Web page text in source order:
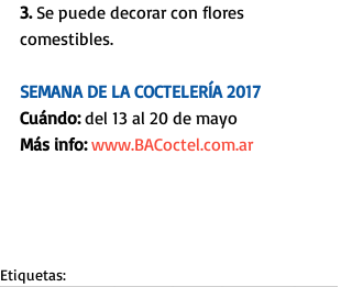
3. Se puede decorar con flores
comestibles.
SEMANA DE LA COCTELERÍA 2017
Cuándo: del 13 al 20 de mayo
Más info: www.BACoctel.com.ar
Etiquetas: